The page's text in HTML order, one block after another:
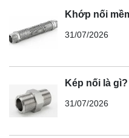
Khớp nối
31/07/2026
Kép nối là gì?
31/07/2026